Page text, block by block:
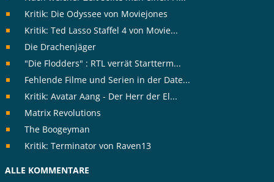
Kritik: Die Odyssee von Moviejones
Kritik: Ted Lasso Staffel 4 von Movie...
Die Drachenjäger
"Die Flodders" : RTL verrät Startterm...
Fehlende Filme und Serien in der Date...
Kritik: Avatar Aang - Der Herr der El...
Matrix Revolutions
The Boogeyman
Kritik: Terminator von Raven13
ALLE KOMMENTARE